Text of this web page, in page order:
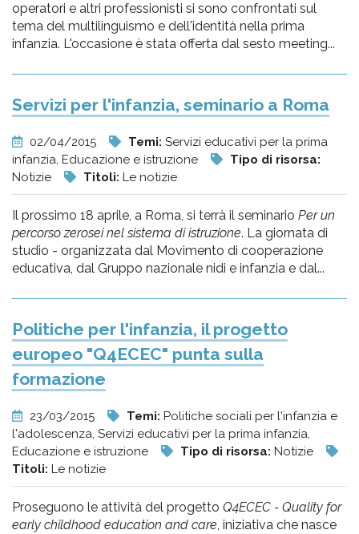
operatori e altri professionisti si sono confrontati sul
tema del multilinguismo e dell'identità nella prima
infanzia. L'occasione è stata offerta dal sesto meeting...
Servizi per l'infanzia, seminario a Roma
02/04/2015 Temi: Servizi educativi per la prima
infanzia, Educazione e istruzione
Tipo di risorsa:
Notizie
Titoli: Le notizie
Il prossimo 18 aprile, a Roma, si terrà il seminario Per un
percorso zerosei nel sistema di istruzione. La giornata di
studio - organizzata dal Movimento di cooperazione
educativa, dal Gruppo nazionale nidi e infanzia e dal...
Politiche per l'infanzia, il progetto
europeo "Q4ECEC" punta sulla
formazione
23/03/2015 Temi: Politiche sociali per l'infanzia e
l'adolescenza, Servizi educativi per la prima infanzia,
Educazione e istruzione
Tipo di risorsa: Notizie
Titoli: Le notizie
Proseguono le attività del progetto Q4ECEC - Quality for
early childhood education and care, iniziativa che nasce